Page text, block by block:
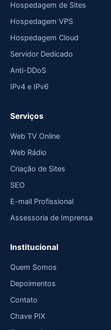
Hospedagem de Sites
Hospedagem VPS
Hospedagem Cloud
Servidor Dedicado
Anti-DDoS
IPv4 e IPv6
Serviços
Web TV Online
Web Rádio
Criação de Sites
SEO
E-mail Profissional
Assessoria de Imprensa
Institucional
Quem Somos
Depoimentos
Contato
Chave PIX